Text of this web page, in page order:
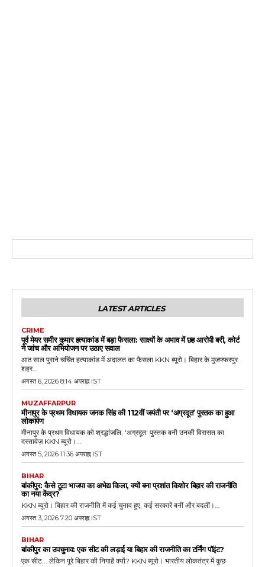
LATEST ARTICLES
CRIME
पूर्व मेयर समीर कुमार हत्याकांड में बड़ा फैसला: साक्ष्यों के अभाव में छह आरोपी बरी, कोर्ट
ने जांच और अभियोजन पर उठाए सवाल
आठ साल पुराने चर्चित हत्याकांड में अदालत का फैसला KKN ब्यूरो। बिहार के मुजफ्फरपुर
शहर...
अगस्त 6, 2026 8:14 अपराह्न IST
MUZAFFARPUR
मीनापुर के प्रथम विधायक जनक सिंह की 112वीं जयंती पर ‘अग्रदूत’ पुस्तक का हुआ
लोकार्पण
मीनापुर के प्रथम विधायक को श्रद्धांजलि, 'अग्रदूत' पुस्तक बनी उनकी विरासत का
दस्तावेज़ KKN ब्यूरो।...
अगस्त 5, 2026 11:36 अपराह्न IST
BIHAR
बांकीपुर: कैसे टूटा भाजपा का अभेद्य किला, क्यों बना प्रशांत किशोर बिहार की राजनीति
का नया केंद्र?
KKN ब्यूरो। बिहार की राजनीति में कई चुनाव हुए, कई सरकारें बनीं और बदलीं।...
अगस्त 3, 2026 7:20 अपराह्न IST
BIHAR
बांकीपुर का उपचुनाव: एक सीट की लड़ाई या बिहार की राजनीति का टर्निंग पॉइंट?
एक सीट... लेकिन पूरे बिहार की निगाहें क्यों? KKN ब्यूरो। भारतीय लोकतंत्र में कुछ